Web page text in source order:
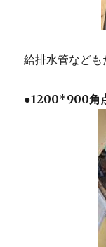
給排水管など
●1200*900角